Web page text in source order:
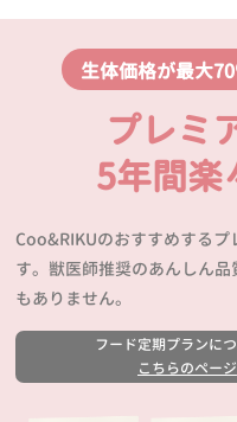
生体価格が最大
プレミ
5年間楽
Coo&RIKUのおすすめする
す。獣医師推奨のあんしん
もありません。
フード定期プランに
こちらのページ